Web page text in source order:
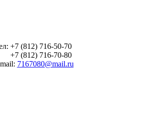
+7 (812) 716-50-70
(812) 716-70-80
7167080@mail.ru